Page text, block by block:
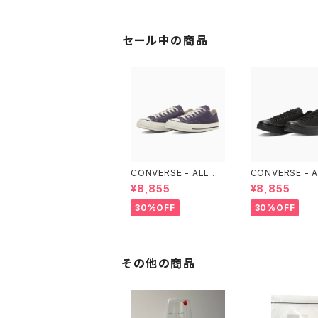
セール中の商品
CONVERSE - ALL ST
AR LGCY OX （Purpl
e）
¥8,855
30%OFF
CONVERSE -
AR LGCY OX （
LACK)
¥8,855
30%OFF
その他の商品